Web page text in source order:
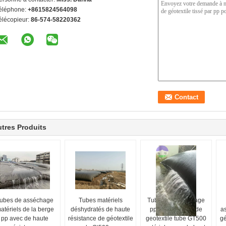
+8615824564098
86-574-58220362
Produits
de asséchage
de la berge
pp avec de haute
Tubes matériels
déshydratés de haute
résistance de géotextile
Tubes de asséchage
pp de géotextile de
geotextile tube GT500